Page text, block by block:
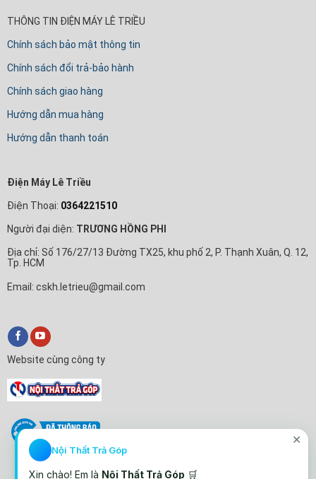
THÔNG TIN ĐIỆN MÁY LÊ TRIỀU
Chính sách bảo mật thông tin
Chính sách đổi trả-bảo hành
Chính sách giao hàng
Hướng dẫn mua hàng
Hướng dẫn thanh toán
Điện Máy Lê Triều
Điện Thoại: 0364221510
Người đại diện: TRƯƠNG HỒNG PHI
Địa chỉ: Số 176/27/13 Đường TX25, khu phố 2, P. Thạnh Xuân, Q. 12,
Tp. HCM
Email: cskh.letrieu@gmail.com
Website cùng công ty
✕
Nội Thất Trả Góp
Xin chào! Em là Nội Thất Trả Góp 🛒